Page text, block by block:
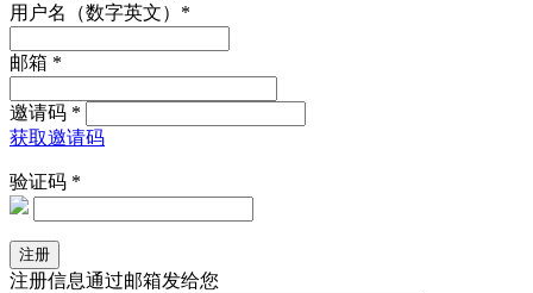
用户名（数字英文）*
邮箱 *
邀请码 *
获取邀请码
验证码 *
注册信息通过邮箱发给您